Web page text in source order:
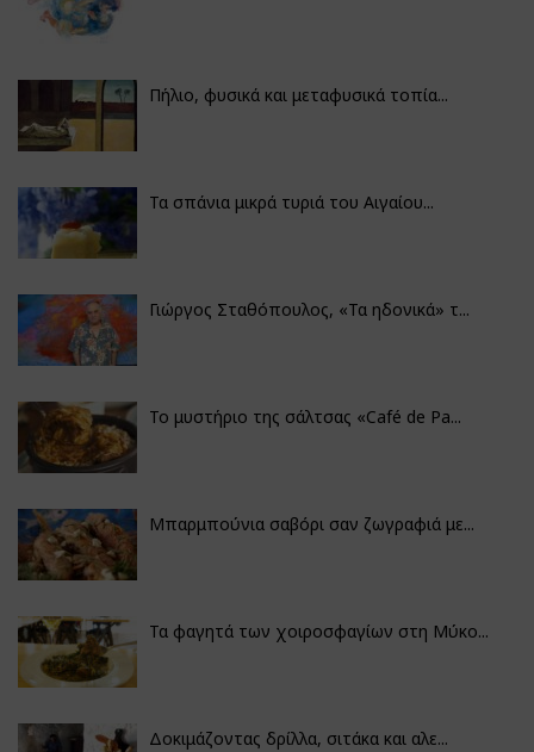
Πήλιο, φυσικά και μεταφυσικά τοπία...
Τα σπάνια μικρά τυριά του Αιγαίου...
Γιώργος Σταθόπουλος, «Τα ηδονικά» τ...
Το μυστήριο της σάλτσας «Café de Pa...
Μπαρμπούνια σαβόρι σαν ζωγραφιά με...
Τα φαγητά των χοιροσφαγίων στη Μύκο...
Δοκιμάζοντας δρίλλα, σιτάκα και αλε...